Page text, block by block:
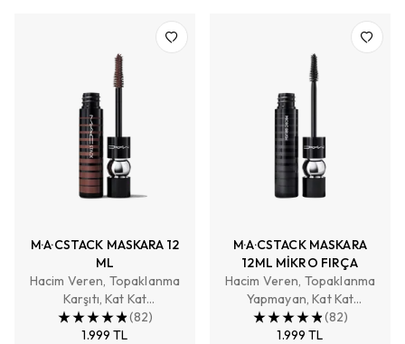
M·A·CSTACK MASKARA 12
ML
Hacim Veren, Topaklanma
Karşıtı, Kat Kat
Uygulanabilir
(82)
1.999 TL
M·A·CSTACK MASKARA
12ML MİKRO FIRÇA
Hacim Veren, Topaklanma
Yapmayan, Kat Kat
Uygulanabilir
(82)
1.999 TL